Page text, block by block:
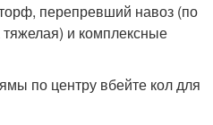
перепревший навоз (по
тяжелая) и комплексные
по центру вбейте кол для